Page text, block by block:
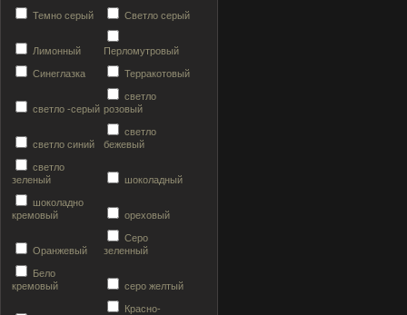
Темно серый Светло серый
Лимонный Перломутровый
Синеглазка Терракотовый
светло -серый
светло
розовый
светло синий
светло
бежевый
светло
зеленый
шоколадный
шоколадно
кремовый
ореховый
Оранжевый
Серо
зеленный
Бело
кремовый
серо желтый
Красно-